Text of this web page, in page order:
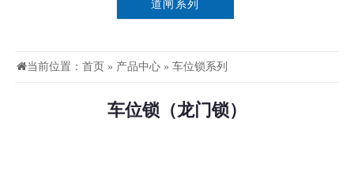
道闸系列
当前位置：首页 » 产品中心 »车位锁系列
车位锁（龙门锁）